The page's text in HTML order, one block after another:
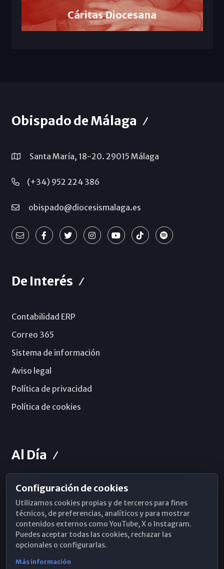
Cáritas Diocesana
Obispado de Málaga
Santa María, 18-20. 29015 Málaga
(+34) 952 224 386
obispado@diocesismalaga.es
De Interés
Contabilidad ERP
Correo 365
Sistema de información
Aviso legal
Política de privacidad
Política de cookies
Al Día
Horarios de Misa
Hemeroteca
WhatsApp
Configuración de cookies
Utilizamos cookies propias y de terceros para fines
técnicos, de preferencias, analíticos y para mostrar
contenidos externos como YouTube, X o Instagram.
Puedes aceptar todas las cookies, rechazar las
opcionales o configurarlas.
Más información